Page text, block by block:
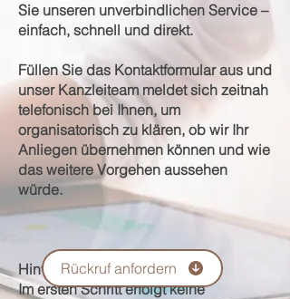
Sie unseren unverbindlichen Service –
einfach, schnell und direkt.
Füllen Sie das Kontaktformular aus und
unser Kanzleiteam meldet sich zeitnah
telefonisch bei Ihnen, um
organisatorisch zu klären, ob wir Ihr
Anliegen übernehmen können und wie
das weitere Vorgehen aussehen
würde.
Hinweis:
Im ersten Schritt erfolgt keine
Rückruf anfordern